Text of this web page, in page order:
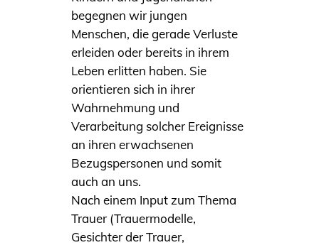
begegnen wir jungen
Menschen, die gerade Verluste
erleiden oder bereits in ihrem
Leben erlitten haben. Sie
orientieren sich in ihrer
Wahrnehmung und
Verarbeitung solcher Ereignisse
an ihren erwachsenen
Bezugspersonen und somit
auch an uns.
Nach einem Input zum Thema
Trauer (Trauermodelle,
Gesichter der Trauer,